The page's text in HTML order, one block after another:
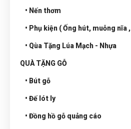
• Nến thơm
• Phụ kiện ( Ống hút, muỗng nĩa
• Qùa Tặng Lúa Mạch - Nhựa
QUÀ TẶNG GỖ
• Bút gỗ
• Đế lót ly
• Đồng hồ gỗ quảng cáo